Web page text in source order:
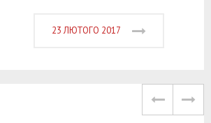
23 ЛЮТОГО 2017